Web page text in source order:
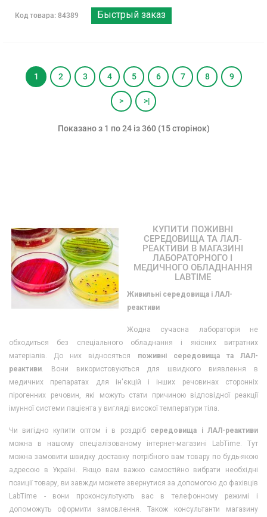
Код товара: 84389 Быстрый заказ
1 2 3 4 5 6 7 8 9
> >|
Показано з 1 по 24 із 360 (15 сторінок)
КУПИТИ ПОЖИВНІ
СЕРЕДОВИЩА ТА ЛАЛ-
РЕАКТИВИ В МАГАЗИНІ
ЛАБОРАТОРНОГО І
МЕДИЧНОГО ОБЛАДНАННЯ
LABTIME
Живильні середовища і ЛАЛ-
реактиви
Жодна сучасна лабораторія не
обходиться без спеціального обладнання і якісних витратних
матеріалів. До них відносяться
поживні середовища та ЛАЛ-
реактиви. Вони використовуються для швидкого виявлення в
медичних препаратах для ін'єкцій і інших речовинах сторонніх
пірогенних речовин, які можуть стати причиною відповідної реакції
імунної системи пацієнта у вигляді високої температури тіла.
Чи вигідно купити оптом і в роздріб середовища і ЛАЛ-реактиви
можна в нашому спеціалізованому інтернет-магазині LabTime. Тут
можна замовити швидку доставку потрібного вам товару по будь-якою
адресою в Україні. Якщо вам важко самостійно вибрати необхідні
позиції товару, ви завжди можете звернутися за допомогою до фахівців
LabTime - вони проконсультують вас в телефонному режимі і
допоможуть оформити замовлення. Також консультанти магазину